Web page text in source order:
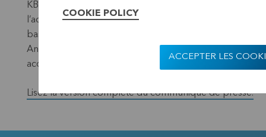
KBC Ancora a reçu une notification de transparence
l’acquisition ou cession de titres conférant le droit de
bas. Le nombre d'actions KBC Ancora avec droit de
Ancora avec droit de vote (0,998%) et d'instruments
acquis par exercice de l'instrument, reste supérieur au
Lisez la version complète du communiqué de presse.
COOKIE POLICY
ACCEPTER LES